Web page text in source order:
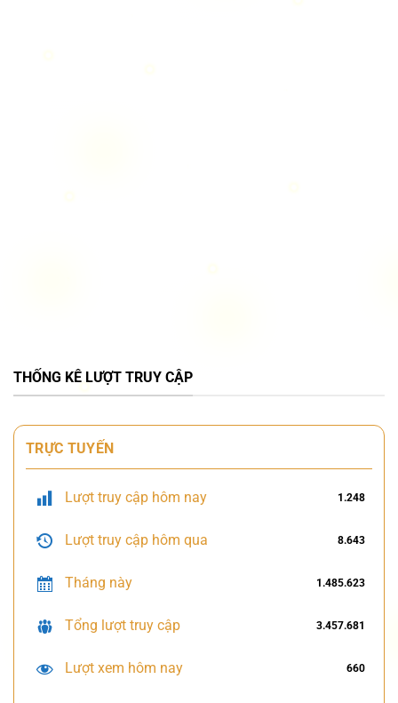
THỐNG KÊ LƯỢT TRUY CẬP
TRỰC TUYẾN
Lượt truy cập hôm nay 1.248
Lượt truy cập hôm qua 8.643
Tháng này 1.485.623
Tổng lượt truy cập 3.457.681
Lượt xem hôm nay 660